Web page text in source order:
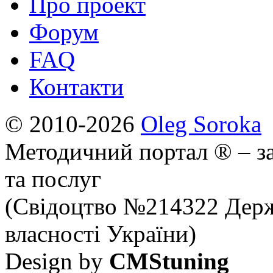
Форум
FAQ
Контакти
© 2010-2026 Oleg Soroka
Методичний портал ® –
та послуг
(Свідоцтво №214322
власності України)
Design by CMStuning